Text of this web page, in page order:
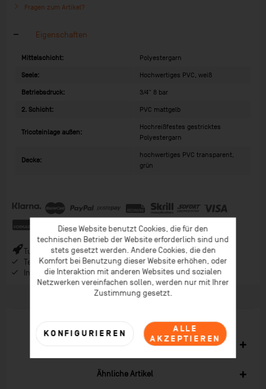
Fragen zum Artikel?
Eigenschaften
Mittelschicht: Polyestergarn
Seele: Hochwertiges PVC, weiß
Betriebsdruck: 3/4" 8 bar
2. Schicht: PVC mattgelb
Tricoteinlage außen:
Hochreißfestes gestricktes
Polyestergarn
Decke:
hochwertiges PVC transparent,
grün
Turbo-Versand (*) bei Bestellungen bis 9 Uhr (* Lagerware)
Telefonberatung ab 08:00 Uhr Früh (Mo-Fr)
Inspiration im Coaching-Magazin & Newsletter
Ähnliche Artikel
Diese Website benutzt Cookies, die für den
technischen Betrieb der Website erforderlich sind und
stets gesetzt werden. Andere Cookies, die den
Komfort bei Benutzung dieser Website erhöhen, oder
die Interaktion mit anderen Websites und sozialen
Netzwerken vereinfachen sollen, werden nur mit Ihrer
Zustimmung gesetzt.
ALLE
AKZEPTIEREN
KONFIGURIEREN